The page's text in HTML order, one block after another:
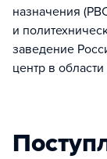
назначения
и
заведение
центр в